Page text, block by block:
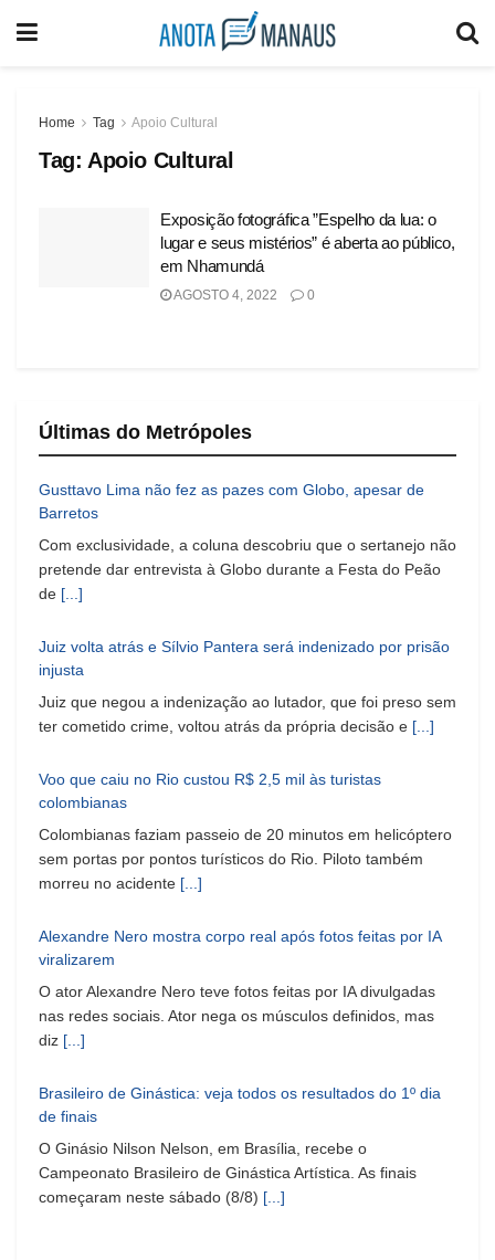
Home Tag Apoio Cultural
Tag: Apoio Cultural
Exposição fotográfica ”Espelho da lua: o
lugar e seus mistérios” é aberta ao público,
em Nhamundá
AGOSTO 4, 2022 0
Últimas do Metrópoles
Gusttavo Lima não fez as pazes com Globo, apesar de
Barretos
Com exclusividade, a coluna descobriu que o sertanejo não
pretende dar entrevista à Globo durante a Festa do Peão
de [...]
Juiz volta atrás e Sílvio Pantera será indenizado por prisão
injusta
Juiz que negou a indenização ao lutador, que foi preso sem
ter cometido crime, voltou atrás da própria decisão e [...]
Voo que caiu no Rio custou R$ 2,5 mil às turistas
colombianas
Colombianas faziam passeio de 20 minutos em helicóptero
sem portas por pontos turísticos do Rio. Piloto também
morreu no acidente [...]
Alexandre Nero mostra corpo real após fotos feitas por IA
viralizarem
O ator Alexandre Nero teve fotos feitas por IA divulgadas
nas redes sociais. Ator nega os músculos definidos, mas
diz [...]
Brasileiro de Ginástica: veja todos os resultados do 1º dia
de finais
O Ginásio Nilson Nelson, em Brasília, recebe o
Campeonato Brasileiro de Ginástica Artística. As finais
começaram neste sábado (8/8) [...]